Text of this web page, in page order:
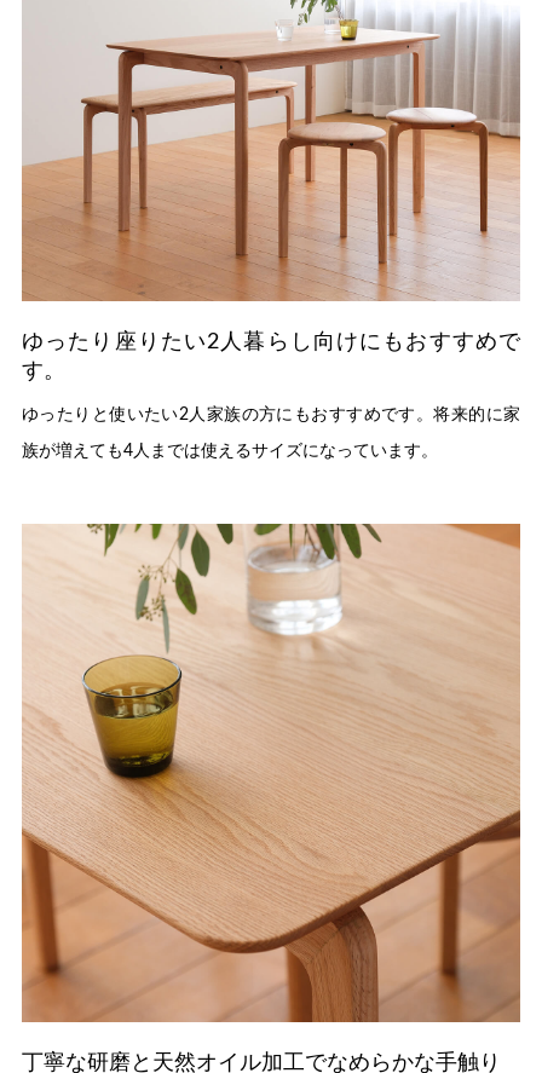
ゆったり座りたい2人暮らし向けにもおすすめで
す。
ゆったりと使いたい2人家族の方にもおすすめです。将来的に家
族が増えても4人までは使えるサイズになっています。
丁寧な研磨と天然オイル加工でなめらかな手触り